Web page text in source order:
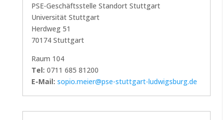
PSE-Geschäftsstelle Standort Stuttgart
Universität Stuttgart
Herdweg 51
70174 Stuttgart
Raum 104
Tel: 0711 685 81200
E-Mail: sopio.meier@pse-stuttgart-ludwigsburg.de